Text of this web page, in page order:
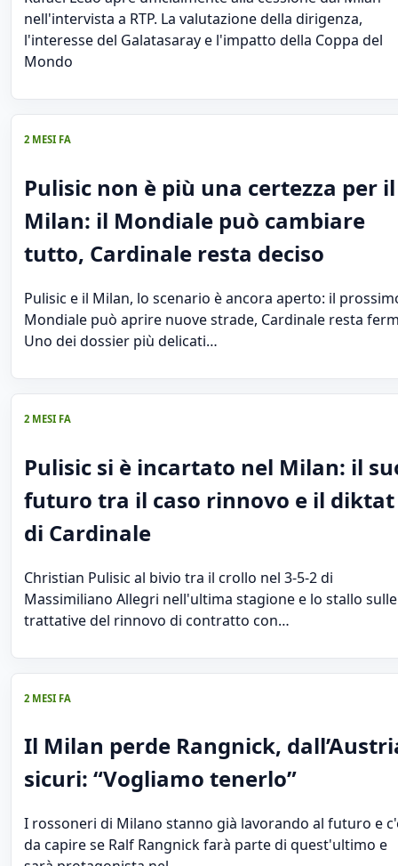
nell'intervista a RTP. La valutazione della dirigenza,
l'interesse del Galatasaray e l'impatto della Coppa del
Mondo
2 MESI FA
Pulisic non è più una certezza per il
Milan: il Mondiale può cambiare
tutto, Cardinale resta deciso
Pulisic e il Milan, lo scenario è ancora aperto: il
Mondiale può aprire nuove strade, Cardinale resta
Uno dei dossier più delicati…
2 MESI FA
Pulisic si è incartato nel Milan: il
futuro tra il caso rinnovo e il diktat
di Cardinale
Christian Pulisic al bivio tra il crollo nel 3-5-2 di
Massimiliano Allegri nell'ultima stagione e lo stallo sulle
trattative del rinnovo di contratto con…
2 MESI FA
Il Milan perde Rangnick,
sicuri: “Vogliamo tenerlo”
I rossoneri di Milano stanno già lavorando al futuro e
da capire se Ralf Rangnick farà parte di quest'ultimo e